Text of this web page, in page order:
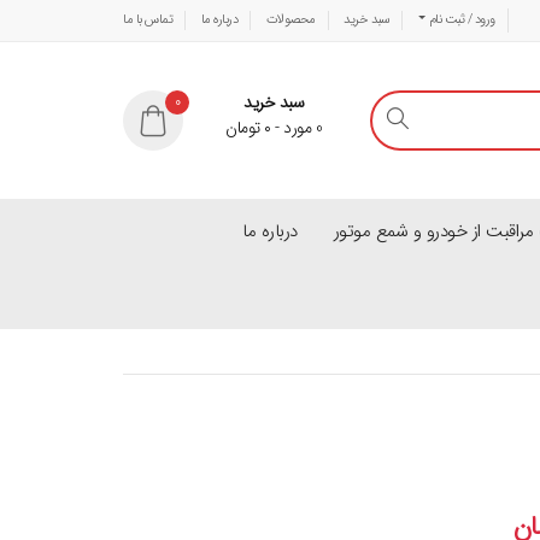
ورود / ثبت نام سبد خرید محصولات درباره ما تماس با ما
0
سبد خرید
0مورد-۰ تومان
از خودرو و شمع موتور درباره ما